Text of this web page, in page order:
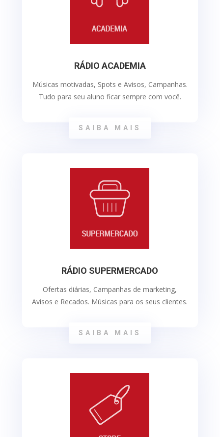
RÁDIO ACADEMIA
Músicas motivadas, Spots e Avisos, Campanhas.
Tudo para seu aluno ficar sempre com você.
SAIBA MAIS
RÁDIO SUPERMERCADO
Ofertas diárias, Campanhas de marketing,
Avisos e Recados. Músicas para os seus clientes.
SAIBA MAIS